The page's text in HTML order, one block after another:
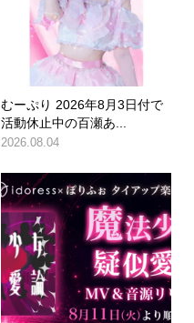
むーぷり 2026年8月3日付で
活動休止中の百瀬あ...
2026.08.04